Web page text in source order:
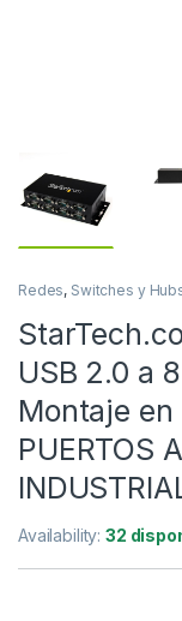
Redes, Switches y
USB 2.0 a
Montaje en
PUERTOS
Availability:32